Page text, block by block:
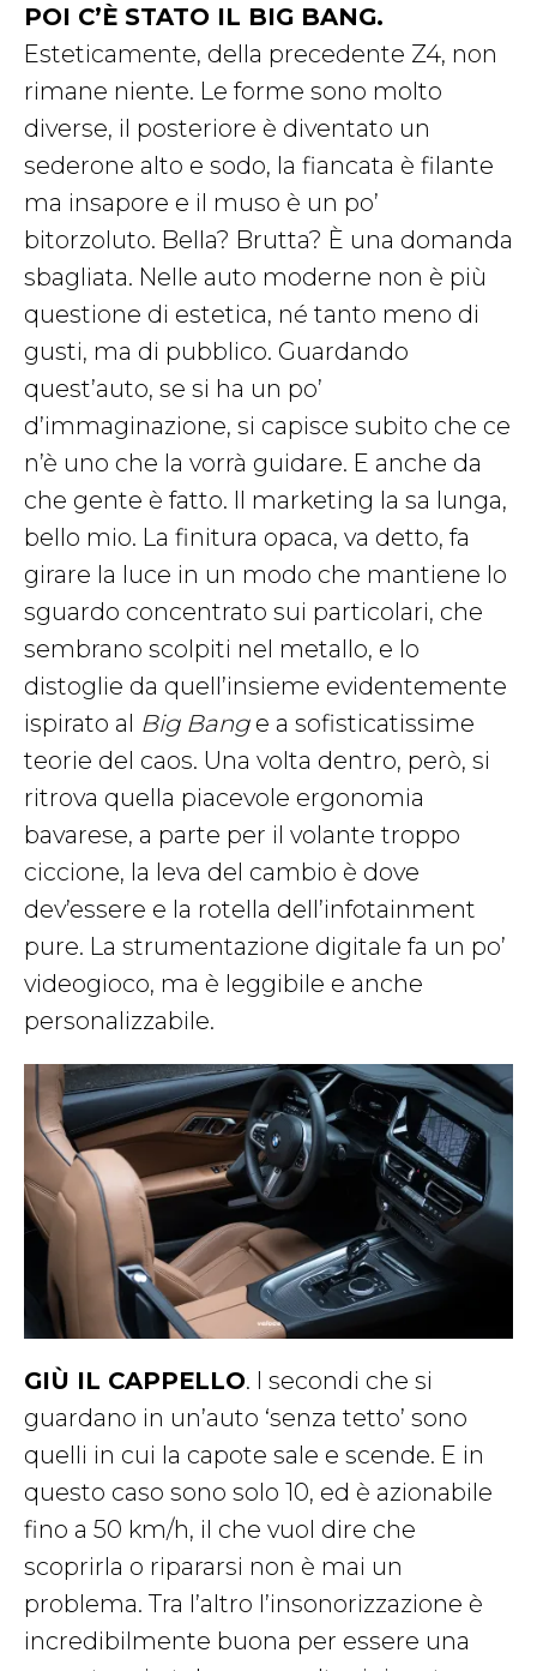
POI C’È STATO IL BIG BANG.
Esteticamente, della precedente Z4, non
rimane niente. Le forme sono molto
diverse, il posteriore è diventato un
sederone alto e sodo, la fiancata è filante
ma insapore e il muso è un po’
bitorzoluto. Bella? Brutta? È una domanda
sbagliata. Nelle auto moderne non è più
questione di estetica, né tanto meno di
gusti, ma di pubblico. Guardando
quest’auto, se si ha un po’
d’immaginazione, si capisce subito che ce
n’è uno che la vorrà guidare. E anche da
che gente è fatto. Il marketing la sa lunga,
bello mio. La finitura opaca, va detto, fa
girare la luce in un modo che mantiene lo
sguardo concentrato sui particolari, che
sembrano scolpiti nel metallo, e lo
distoglie da quell’insieme evidentemente
ispirato al Big Bange a sofisticatissime
teorie del caos. Una volta dentro, però, si
ritrova quella piacevole ergonomia
bavarese, a parte per il volante troppo
ciccione, la leva del cambio è dove
dev’essere e la rotella dell’infotainment
pure. La strumentazione digitale fa un po’
videogioco, ma è leggibile e anche
personalizzabile.
GIÙ IL CAPPELLO. I secondi che si
guardano in un’auto ‘senza tetto’ sono
quelli in cui la capote sale e scende. E in
questo caso sono solo 10, ed è azionabile
fino a 50 km/h, il che vuol dire che
scoprirla o ripararsi non è mai un
problema. Tra l’altro l’insonorizzazione è
incredibilmente buona per essere una